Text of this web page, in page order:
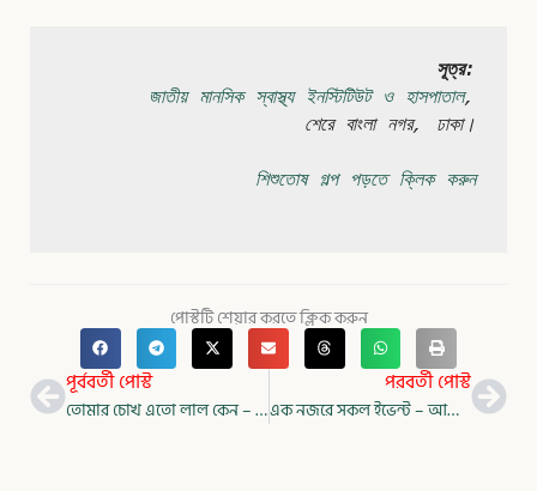
সূত্র:
জাতীয় মানসিক স্বাস্থ্য ইনস্টিটিউট ও হাসপাতাল,
শেরে বাংলা নগর, ঢাকা।
শিশুতোষ গল্প পড়তে ক্লিক করুন
পোস্টটি শেয়ার করতে ক্লিক করুন
Prevপূর্ববর্তী পোস্ট
তোমার চোখ এতো লাল কেন – নির্মলেন্দু গুণ
পরবর্তী পোস্ট
এক নজরে সকল ইভেন্ট – আমাদের মির্জানগর